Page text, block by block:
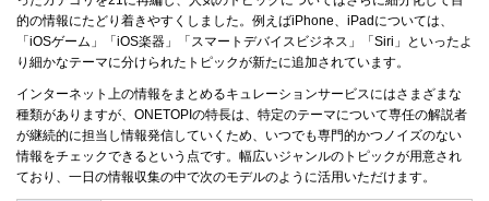
的の情報にたどり着きやすくしました。例えばiPhone、iPadについては、
「iOSゲーム」「iOS楽器」「スマートデバイスビジネス」「Siri」といったよ
り細かなテーマに分けられたトピックが新たに追加されています。
インターネット上の情報をまとめるキュレーションサービスにはさまざまな
種類がありますが、ONETOPIの特長は、特定のテーマについて専任の解説者
が継続的に担当し情報発信していくため、いつでも専門的かつノイズのない
情報をチェックできるという点です。幅広いジャンルのトピックが用意され
ており、一日の情報収集の中で次のモデルのように活用いただけます。